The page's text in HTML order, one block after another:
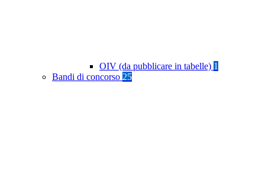
OIV (da pubblicare in tabelle) 1
Bandi di concorso 25